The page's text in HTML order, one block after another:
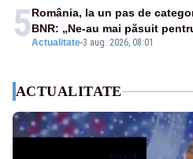
5Actualitate-3 aug. 2026, 08:01
România, la un pas de
BNR: „Ne-au mai păsuit
ACTUALITATE